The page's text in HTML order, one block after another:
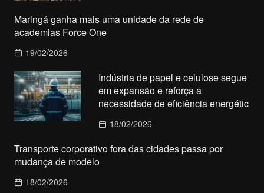
Maringá ganha mais uma unidade da rede de
academias Force One
19/02/2026
Indústria de papel e celulose segue
em expansão e reforça a
necessidade de eficiência energétic
18/02/2026
Transporte corporativo fora das cidades passa por
mudança de modelo
18/02/2026